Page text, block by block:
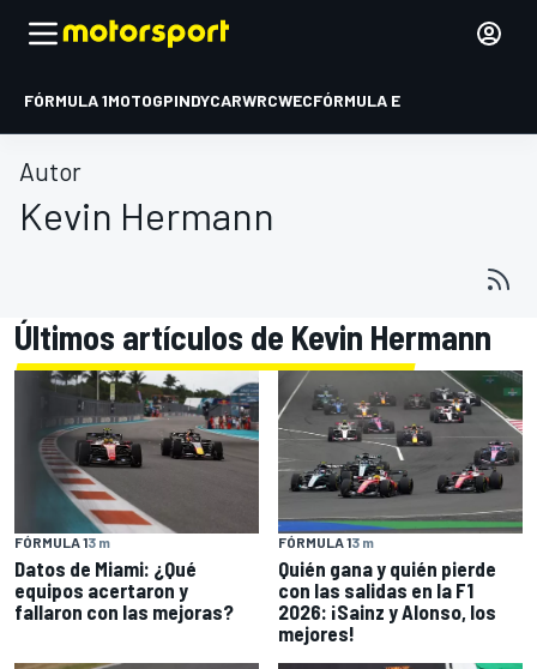
FÓRMULA 1MOTOGPINDYCARWRCWECFÓRMULA E
Autor
Kevin Hermann
Últimos artículos de Kevin Hermann
FÓRMULA 13 m
Datos de Miami: ¿Qué
equipos acertaron y
fallaron con las mejoras?
FÓRMULA 13 m
Quién gana y quién pierde
con las salidas en la F1
2026: ¡Sainz y Alonso, los
mejores!